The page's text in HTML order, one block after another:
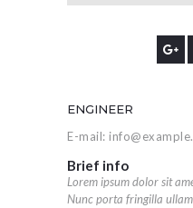
ENGINEER
E-mail:
Brief info
Lorem ipsum dolor sit
Nunc porta fringilla